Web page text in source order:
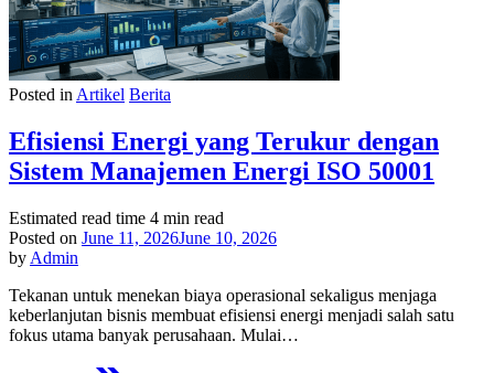
Posted inArtikel Berita
Efisiensi Energi yang Terukur dengan
Sistem Manajemen Energi ISO 50001
Estimated read time 4 min read
Posted on June 11, 2026June 10, 2026
by Admin
Tekanan untuk menekan biaya operasional sekaligus menjaga
keberlanjutan bisnis membuat efisiensi energi menjadi salah satu
fokus utama banyak perusahaan. Mulai…